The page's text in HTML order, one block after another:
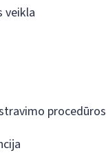
veikla
procedūros